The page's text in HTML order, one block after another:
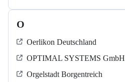
O
Oerlikon Deutschland
OPTIMAL SYSTEMS GmbH
Orgelstadt Borgentreich